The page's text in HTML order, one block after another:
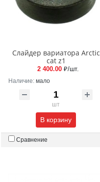
Слайдер вариатора Arctic
cat z1
2 400.00 ₽/шт.
Наличие: мало
шт
В корзину
Сравнение